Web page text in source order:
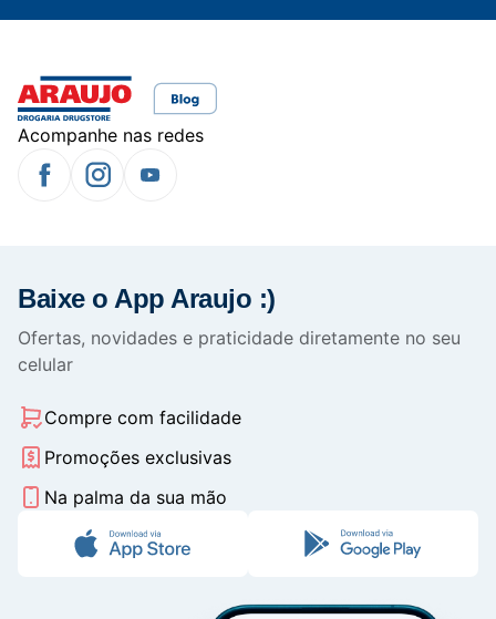
Acompanhe nas redes
Baixe o App Araujo :)
Ofertas, novidades e praticidade diretamente no seu
celular
Compre com facilidade
Promoções exclusivas
Na palma da sua mão